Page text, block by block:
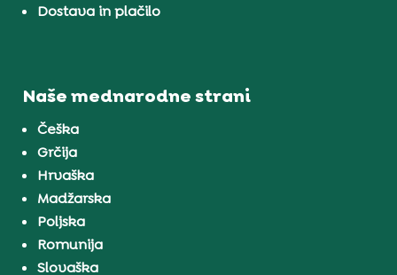
Dostava in plačilo
Naše mednarodne strani
Češka
Grčija
Hrvaška
Madžarska
Poljska
Romunija
Slovaška